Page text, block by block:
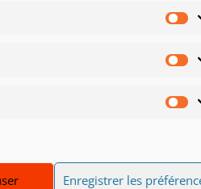
Enregistrer les
DSC_5703 AG